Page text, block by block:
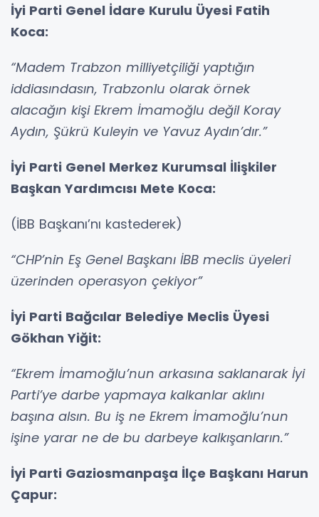
İyi Parti Genel İdare Kurulu Üyesi Fatih
Koca:
“Madem Trabzon milliyetçiliği yaptığın
iddiasındasın, Trabzonlu olarak örnek
alacağın kişi Ekrem İmamoğlu değil Koray
Aydın, Şükrü Kuleyin ve Yavuz Aydın’dır.”
İyi Parti Genel Merkez Kurumsal İlişkiler
Başkan Yardımcısı Mete Koca:
(İBB Başkanı’nı kastederek)
“CHP’nin Eş Genel Başkanı İBB meclis üyeleri
üzerinden operasyon çekiyor”
İyi Parti Bağcılar Belediye Meclis Üyesi
Gökhan Yiğit:
“Ekrem İmamoğlu’nun arkasına saklanarak İyi
Parti’ye darbe yapmaya kalkanlar aklını
başına alsın. Bu iş ne Ekrem İmamoğlu’nun
işine yarar ne de bu darbeye kalkışanların.”
İyi Parti Gaziosmanpaşa İlçe Başkanı Harun
Çapur: